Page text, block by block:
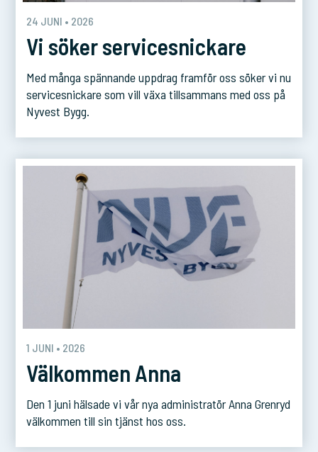
24 JUNI • 2026
Vi söker servicesnickare
Med många spännande uppdrag framför oss söker vi nu
servicesnickare som vill växa tillsammans med oss på
Nyvest Bygg.
1 JUNI • 2026
Välkommen Anna
Den 1 juni hälsade vi vår nya administratör Anna Grenryd
välkommen till sin tjänst hos oss.